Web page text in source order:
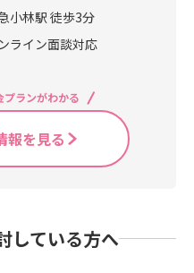
小林駅 徒歩3分
ライン面談対応
ランがわかる
報を見る
している方へ